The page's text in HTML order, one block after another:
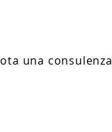
una consulenza